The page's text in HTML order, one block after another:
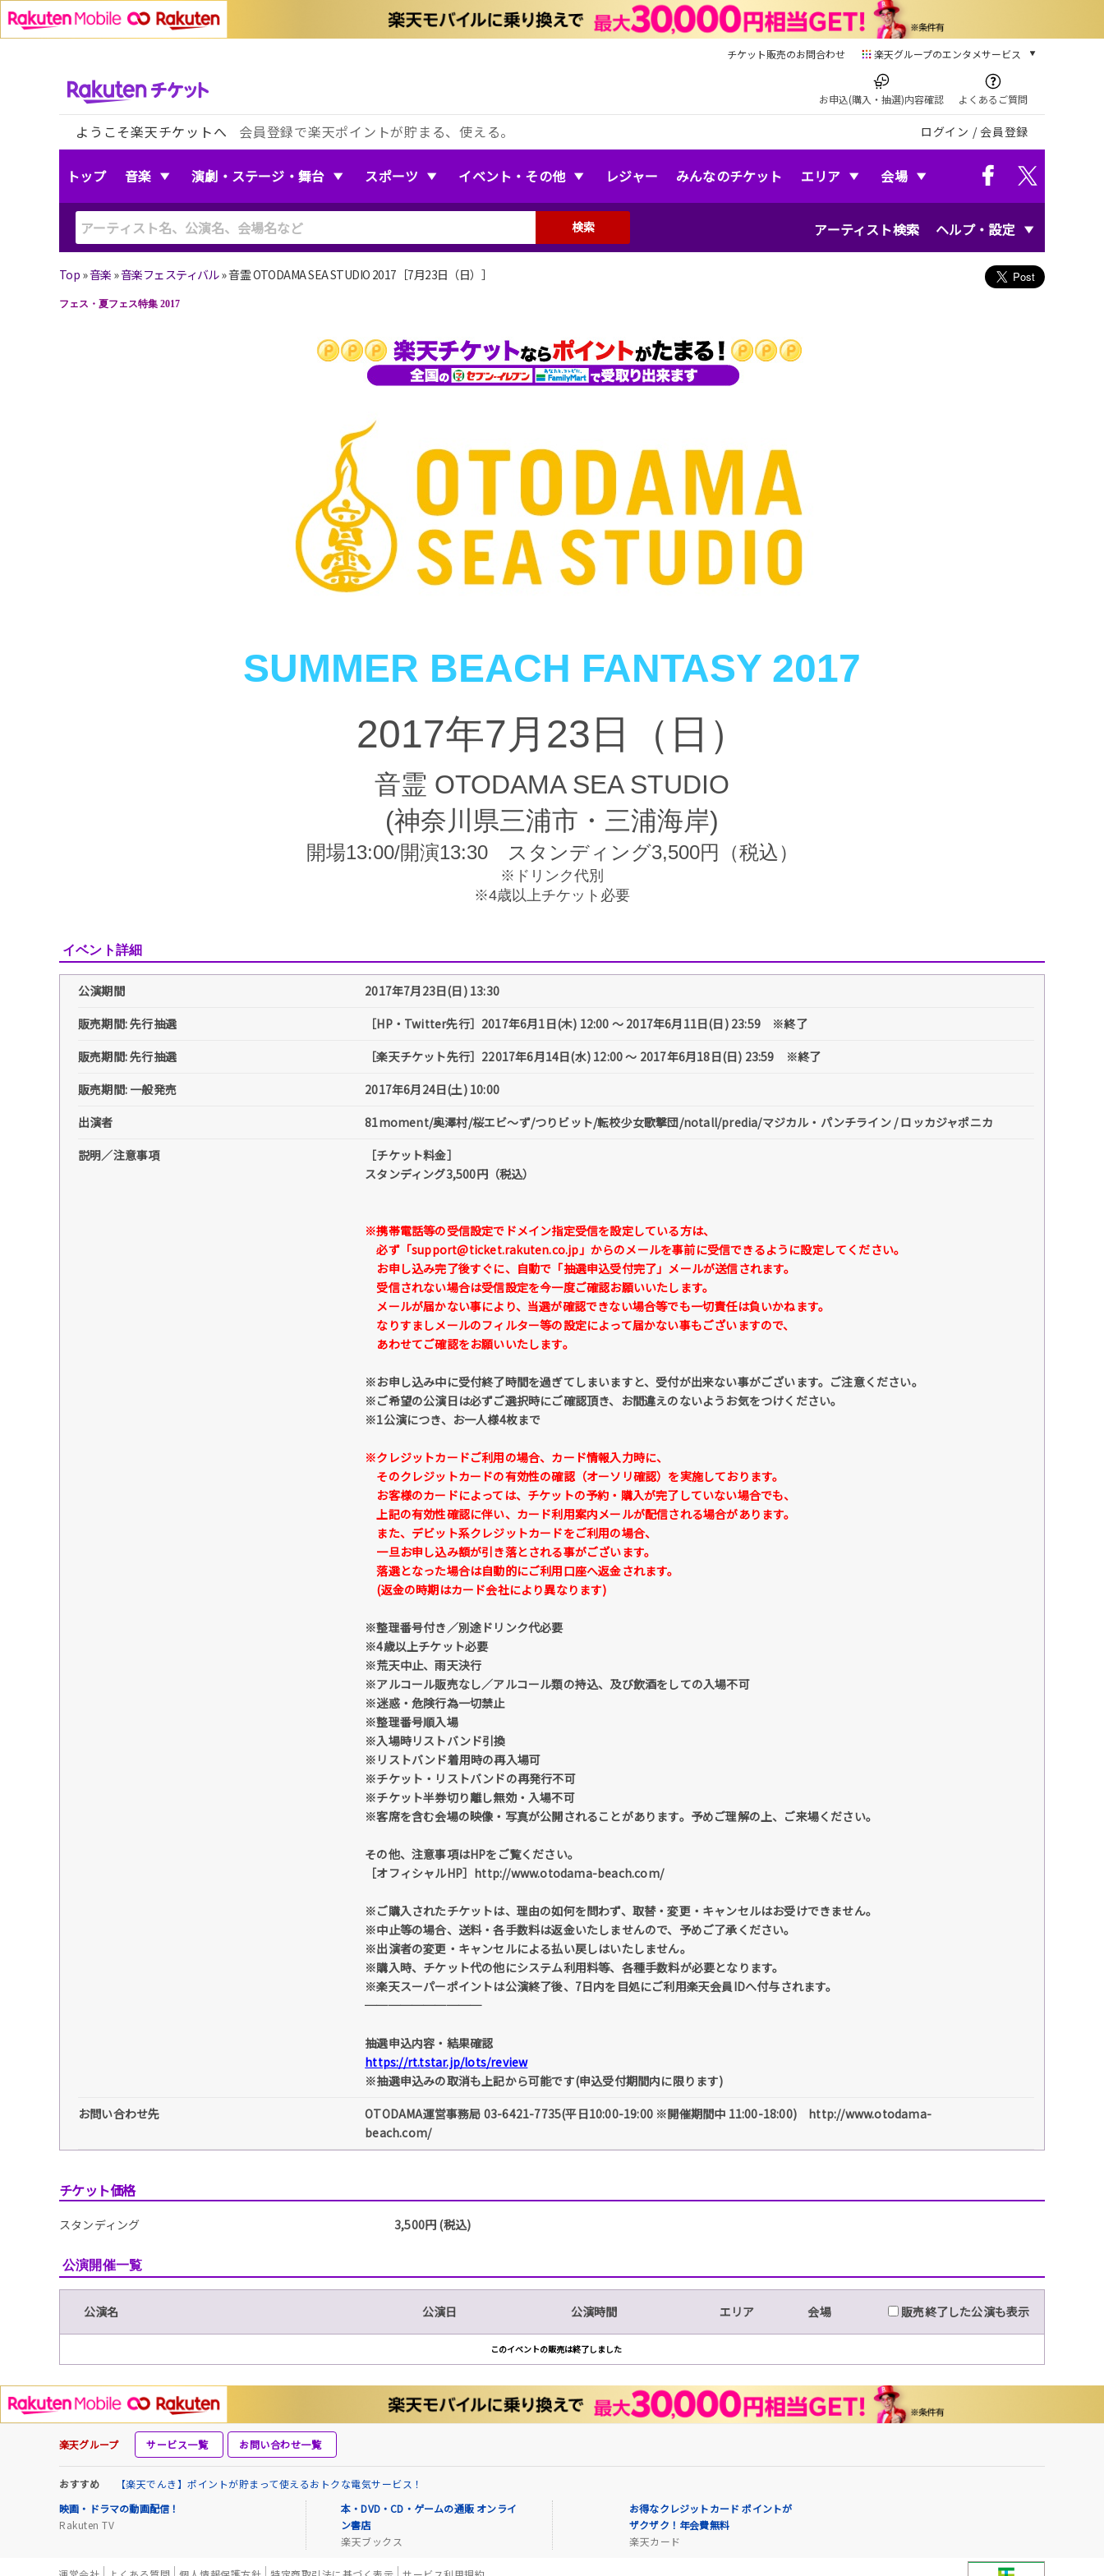
チケット販売のお問合わせ 楽天グループのエンタメサービス
本/ゲーム/CD/DVD
楽天ブックス
電子書籍
楽天Kobo
音楽配信
お申込(購入・抽選)内容確認 よくあるご質問
ようこそ楽天チケットへ 会員登録で楽天ポイントが貯まる、使える。 ログイン / 会員登録
トップ 音楽 演劇・ステージ・舞台 スポーツ イベント・その他 レジャー みんなのチケット エリア 会場
アーティスト検索 ヘルプ・設定
検索
Top »音楽 »音楽フェスティバル»音霊 OTODAMA SEA STUDIO 2017［7月23日（日）］
フェス・夏フェス特集 2017
SUMMER BEACH FANTASY 2017
2017年7月23日（日）
音霊 OTODAMA SEA STUDIO
(神奈川県三浦市・三浦海岸)
開場13:00/開演13:30 スタンディング3,500円（税込）
※ドリンク代別
※4歳以上チケット必要
イベント詳細
公演期間
2017年7月23日(日) 13:30
販売期間: 先行抽選
［HP・Twitter先行］2017年6月1日(木) 12:00 ～ 2017年6月11日(日) 23:59 ※終了
販売期間: 先行抽選
［楽天チケット先行］22017年6月14日(水) 12:00 〜 2017年6月18日(日) 23:59 ※終了
販売期間: 一般発売
2017年6月24日(土) 10:00
出演者
81moment/奥澤村/桜エビ〜ず/つりビット/転校少女歌撃団/notall/predia/マジカル・パンチライン / ロッカジャポニカ
説明／注意事項
［チケット料金］
スタンディング3,500円（税込）
※携帯電話等の受信設定でドメイン指定受信を設定している方は、
必ず「support@ticket.rakuten.co.jp」 からのメールを事前に受信できるように設定してください。
お申し込み完了後すぐに、自動で「抽選申込受付完了」メールが送信されます。
受信されない場合は受信設定を今一度ご確認お願いいたします。
メールが届かない事により、当選が確認できない場合等でも一切責任は負いかねます。
なりすましメールのフィルター等の設定によって届かない事もございますので、
あわせてご確認をお願いいたします。
※お申し込み中に受付終了時間を過ぎてしまいますと、受付が出来ない事がございます。ご注意ください。
※ご希望の公演日は必ずご選択時にご確認頂き、お間違えのないようお気をつけください。
※1公演につき、お一人様4枚まで
※クレジットカードご利用の場合、カード情報入力時に、
そのクレジットカードの有効性の確認（オーソリ確認）を実施しております。
お客様のカードによっては、チケットの予約・購入が完了していない場合でも、
上記の有効性確認に伴い、カード利用案内メールが配信される場合があります。
また、デビット系クレジットカードをご利用の場合、
一旦お申し込み額が引き落とされる事がございます。
落選となった場合は自動的にご利用口座へ返金されます。
(返金の時期はカード会社により異なります)
※整理番号付き／別途ドリンク代必要
※4歳以上チケット必要
※荒天中止、雨天決行
※アルコール販売なし／アルコール類の持込、及び飲酒をしての入場不可
※迷惑・危険行為一切禁止
※整理番号順入場
※入場時リストバンド引換
※リストバンド着用時の再入場可
※チケット・リストバンドの再発行不可
※チケット半券切り離し無効・入場不可
※客席を含む会場の映像・写真が公開されることがあります。予めご理解の上、ご来場ください。
その他、注意事項はHPをご覧ください。
［オフィシャルHP］http://www.otodama-beach.com/
※ご購入されたチケットは、理由の如何を問わず、取替・変更・キャンセルはお受けできません。
※中止等の場合、送料・各手数料は返金いたしませんので、予めご了承ください。
※出演者の変更・キャンセルによる払い戻しはいたしません。
※購入時、チケット代の他にシステム利用料等、各種手数料が必要となります。
※楽天スーパーポイントは公演終了後、7日内を目処にご利用楽天会員IDへ付与されます。
──────────
抽選申込内容・結果確認
https://rt.tstar.jp/lots/review
※抽選申込みの取消も上記から可能です(申込受付期間内に限ります)
お問い合わせ先
OTODAMA運営事務局 03-6421-7735(平日10:00-19:00 ※開催期間中 11:00-18:00) http://www.otodama-
beach.com/
チケット価格
スタンディング 3,500円 (税込)
公演開催一覧
公演名 公演日 公演時間 エリア 会場 販売終了した公演も表示
このイベントの販売は終了しました
楽天グループ サービス一覧 お問い合わせ一覧
おすすめ
【楽天でんき】ポイントが貯まって使えるおトクな電気サービス！
映画・ドラマの動画配信！
Rakuten TV
本・DVD・CD・ゲームの通販 オンライ
ン書店
楽天ブックス
お得なクレジットカード ポイントが
ザクザク！年会費無料
楽天カード